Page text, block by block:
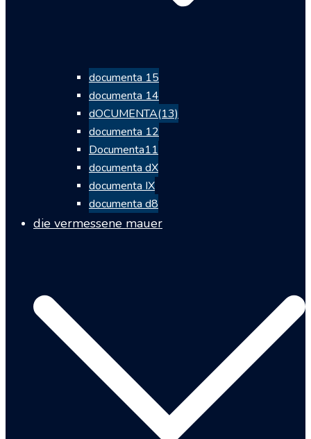
documenta 15
documenta 14
dOCUMENTA(13)
documenta 12
Documenta11
documenta dX
documenta IX
documenta d8
die vermessene mauer